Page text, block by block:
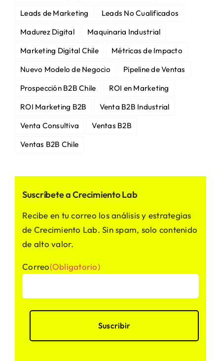
Leads de Marketing
Leads No Cualificados
Madurez Digital
Maquinaria Industrial
Marketing Digital Chile
Métricas de Impacto
Nuevo Modelo de Negocio
Pipeline de Ventas
Prospección B2B Chile
ROI en Marketing
ROI Marketing B2B
Venta B2B Industrial
Venta Consultiva
Ventas B2B
Ventas B2B Chile
Suscríbete a Crecimiento Lab
Recibe en tu correo los análisis y estrategias
de Crecimiento Lab. Sin spam, solo contenido
de alto valor.
Correo(Obligatorio)